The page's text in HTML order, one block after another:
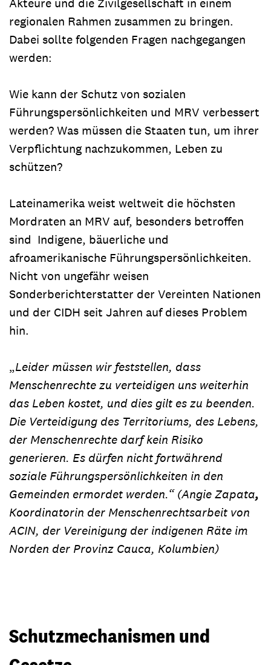
regionalen Rahmen zusammen zu bringen.
Dabei sollte folgenden Fragen nachgegangen
werden:
Wie kann der Schutz von sozialen
Führungspersönlichkeiten und MRV verbessert
werden? Was müssen die Staaten tun, um ihrer
Verpflichtung nachzukommen, Leben zu
schützen?
Lateinamerika weist weltweit die höchsten
Mordraten an MRV auf, besonders betroffen
sind Indigene, bäuerliche und
afroamerikanische Führungspersönlichkeiten.
Nicht von ungefähr weisen
Sonderberichterstatter der Vereinten Nationen
und der CIDH seit Jahren auf dieses Problem
hin.
„Leider müssen wir feststellen, dass
Menschenrechte zu verteidigen uns weiterhin
das Leben kostet, und dies gilt es zu beenden.
Die Verteidigung des Territoriums, des Lebens,
der Menschenrechte darf kein Risiko
generieren. Es dürfen nicht fortwährend
soziale Führungspersönlichkeiten in den
Gemeinden ermordet werden.“(Angie Zapata,
Koordinatorin der Menschenrechtsarbeit von
ACIN, der Vereinigung der indigenen Räte im
Norden der Provinz Cauca, Kolumbien)
Schutzmechanismen und